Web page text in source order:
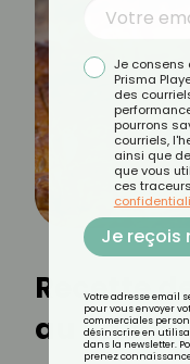
Recette
au
Je consens
Prisma
des
pourrons
courriels,
ainsi que
que vous
ces
Je reçois
Votre adresse email
pour vous envoyer
commerciales
désinscrire en
dans la newsletter.
prenez